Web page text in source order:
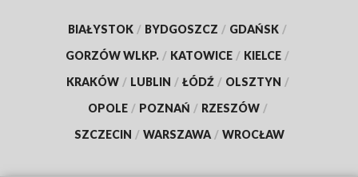
BIAŁYSTOK / BYDGOSZCZ / GDAŃSK /
GORZÓW WLKP. / KATOWICE / KIELCE /
KRAKÓW / LUBLIN / ŁÓDŹ / OLSZTYN /
OPOLE / POZNAŃ / RZESZÓW /
SZCZECIN / WARSZAWA / WROCŁAW